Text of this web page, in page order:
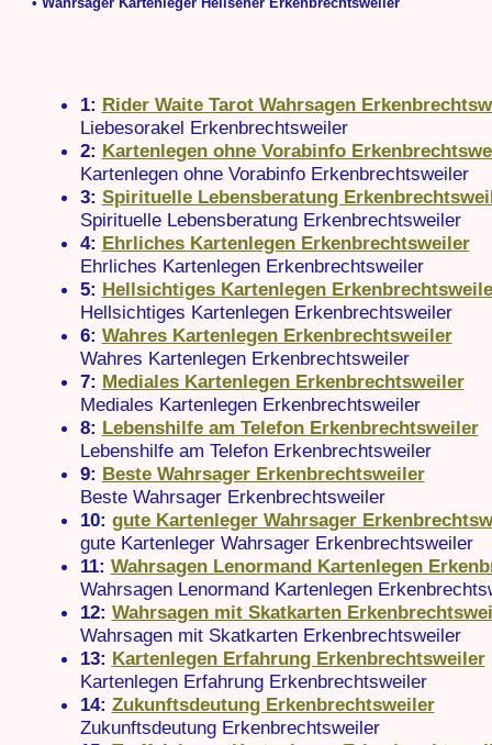
1: Rider Waite Tarot Wahrsagen
Liebesorakel Erkenbrechtsweiler
2: Kartenlegen ohne Vorabinfo
Kartenlegen ohne Vorabinfo Erkenbrechtsweiler
3: Spirituelle Lebensberatung
Spirituelle Lebensberatung Erkenbrechtsweiler
4: Ehrliches Kartenlegen Erkenbrechtsweiler
Ehrliches Kartenlegen Erkenbrechtsweiler
5: Hellsichtiges Kartenlegen
Hellsichtiges Kartenlegen Erkenbrechtsweiler
6: Wahres Kartenlegen Erkenbrechtsweiler
Wahres Kartenlegen Erkenbrechtsweiler
7: Mediales Kartenlegen Erkenbrechtsweiler
Mediales Kartenlegen Erkenbrechtsweiler
8: Lebenshilfe am Telefon Erkenbrechtsweiler
Lebenshilfe am Telefon Erkenbrechtsweiler
9: Beste Wahrsager Erkenbrechtsweiler
Beste Wahrsager Erkenbrechtsweiler
10: gute Kartenleger Wahrsager
gute Kartenleger Wahrsager Erkenbrechtsweiler
11: Wahrsagen Lenormand Kartenlegen
Wahrsagen Lenormand Kartenlegen
12: Wahrsagen mit Skatkarten
Wahrsagen mit Skatkarten Erkenbrechtsweiler
13: Kartenlegen Erfahrung Erkenbrechtsweiler
Kartenlegen Erfahrung Erkenbrechtsweiler
14: Zukunftsdeutung Erkenbrechtsweiler
Zukunftsdeutung Erkenbrechtsweiler